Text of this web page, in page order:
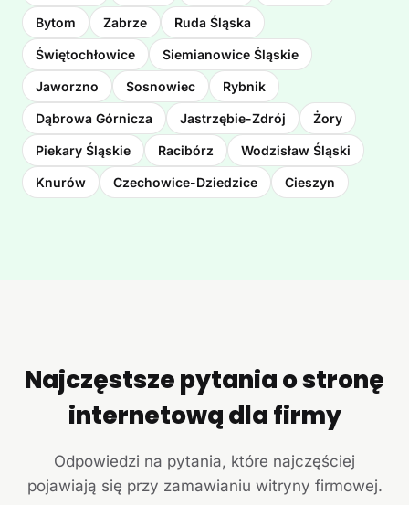
Bytom Zabrze Ruda Śląska
Świętochłowice Siemianowice Śląskie
Jaworzno Sosnowiec Rybnik
Dąbrowa Górnicza Jastrzębie-Zdrój Żory
Piekary Śląskie Racibórz Wodzisław Śląski
Knurów Czechowice-Dziedzice Cieszyn
Najczęstsze pytania o stronę
internetową dla firmy
Odpowiedzi na pytania, które najczęściej
pojawiają się przy zamawianiu witryny firmowej.